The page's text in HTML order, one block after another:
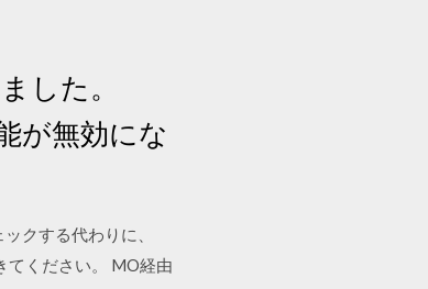
した。
が無効にな
クする代わりに、
てください。 MO経由